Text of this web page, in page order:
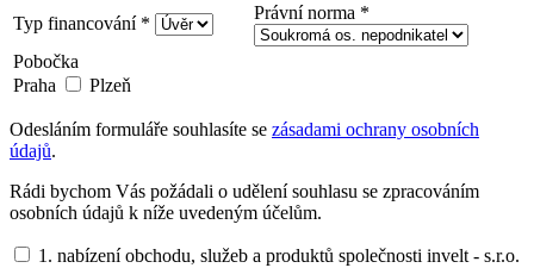
Typ financování *
Právní norma *
Pobočka
Praha
Plzeň
Odesláním formuláře souhlasíte se zásadami ochrany osobních
údajů.
Rádi bychom Vás požádali o udělení souhlasu se zpracováním
osobních údajů k níže uvedeným účelům.
1. nabízení obchodu, služeb a produktů společnosti invelt - s.r.o.